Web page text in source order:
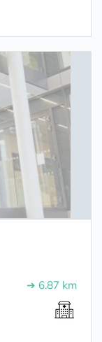
➔ 6.87 km